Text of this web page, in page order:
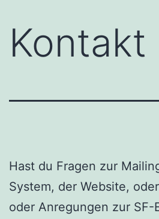
Kontakt
Hast du Fragen zur
System, der Website,
oder Anregungen zur SF-